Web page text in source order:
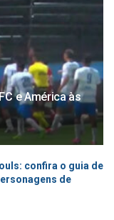
e América às
confira o guia de
de